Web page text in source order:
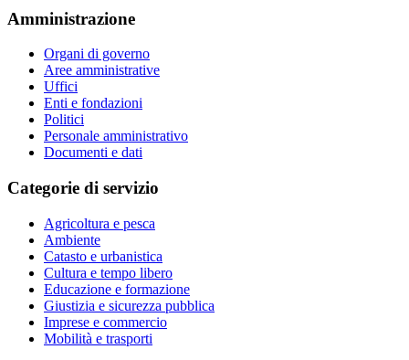
Amministrazione
Organi di governo
Aree amministrative
Uffici
Enti e fondazioni
Politici
Personale amministrativo
Documenti e dati
Categorie di servizio
Agricoltura e pesca
Ambiente
Catasto e urbanistica
Cultura e tempo libero
Educazione e formazione
Giustizia e sicurezza pubblica
Imprese e commercio
Mobilità e trasporti